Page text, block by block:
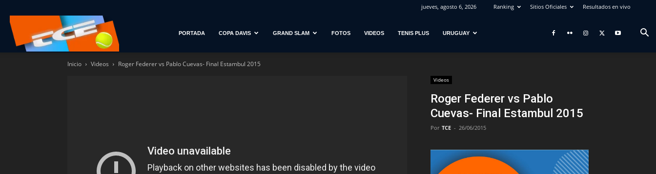
jueves, agosto 6, 2026 Ranking Sitios Oficiales Resultados en vivo
PORTADA COPA DAVIS GRAND SLAM FOTOS VIDEOS TENIS PLUS URUGUAY
Inicio Videos Roger Federer vs Pablo Cuevas- Final Estambul 2015
Videos
Roger Federer vs Pablo
Cuevas- Final Estambul 2015
Por TCE - 26/06/2015